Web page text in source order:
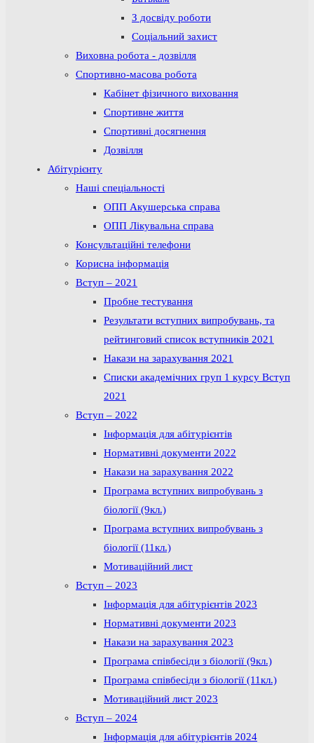
З досвіду роботи
Соціальний захист
Виховна робота - дозвілля
Спортивно-масова робота
Кабінет фізичного виховання
Спортивне життя
Спортивні досягнення
Дозвілля
Абітурієнту
Наші спеціальності
ОПП Акушерська справа
ОПП Лікувальна справа
Консультаційні телефони
Корисна інформація
Вступ – 2021
Пробне тестування
Результати вступних випробувань, та
рейтинговий список вступників 2021
Накази на зарахування 2021
Списки академічних груп 1 курсу Вступ
2021
Вступ – 2022
Інформація для абітурієнтів
Нормативні документи 2022
Накази на зарахування 2022
Програма вступних випробувань з
біології (9кл.)
Програма вступних випробувань з
біології (11кл.)
Мотиваційний лист
Вступ – 2023
Інформація для абітурієнтів 2023
Нормативні документи 2023
Накази на зарахування 2023
Програма співбесіди з біології (9кл.)
Програма співбесіди з біології (11кл.)
Мотиваційний лист 2023
Вступ – 2024
Інформація для абітурієнтів 2024